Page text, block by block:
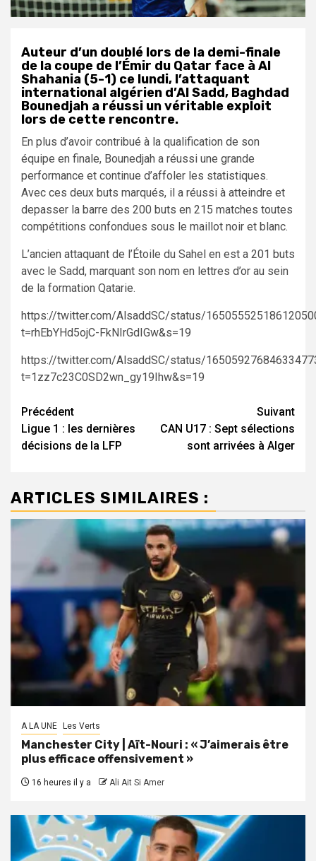
Auteur d’un doublé lors de la demi-finale
de la coupe de l’Émir du Qatar face à Al
Shahania (5-1) ce lundi, l’attaquant
international algérien d’Al Sadd, Baghdad
Bounedjah a réussi un véritable exploit
lors de cette rencontre.
En plus d’avoir contribué à la qualification de son
équipe en finale, Bounedjah a réussi une grande
performance et continue d’affoler les statistiques.
Avec ces deux buts marqués, il a réussi à atteindre et
depasser la barre des 200 buts en 215 matches toutes
compétitions confondues sous le maillot noir et blanc.
L’ancien attaquant de l’Étoile du Sahel en est a 201 buts
avec le Sadd, marquant son nom en lettres d’or au sein
de la formation Qatarie.
https://twitter.com/AlsaddSC/status/
t=rhEbYHd5ojC-FkNIrGdIGw&s=19
https://twitter.com/AlsaddSC/status/
t=1zz7c23C0SD2wn_gy19Ihw&s=19
Navigation
d’article
Précédent
Ligue 1 : les dernières
décisions de la LFP
Suivant
CAN U17 : Sept sélections
sont arrivées à Alger
ARTICLES SIMILAIRES :
A LA UNE Les Verts
Manchester City | Aït-Nouri : « J’aimerais être
plus efficace offensivement »
16 heures il y a Ali Ait Si Amer